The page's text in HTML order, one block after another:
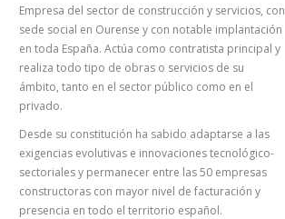
Empresa del sector de construcción y servicios, con
sede social en Ourense y con notable implantación
en toda España. Actúa como contratista principal y
realiza todo tipo de obras o servicios de su
ámbito, tanto en el sector público como en el
privado.
Desde su constitución ha sabido adaptarse a las
exigencias evolutivas e innovaciones tecnológico-
sectoriales y permanecer entre las 50 empresas
constructoras con mayor nivel de facturación y
presencia en todo el territorio español.